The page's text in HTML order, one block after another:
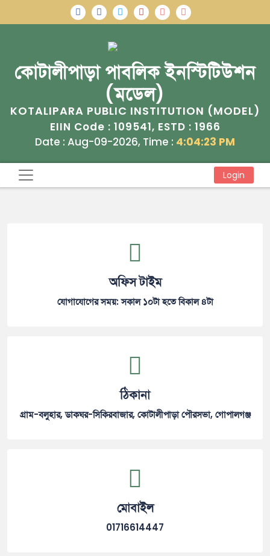
কোটালীপাড়া পাবলিক ইনস্টিটিউশন
(মডেল)
KOTALIPARA PUBLIC INSTITUTION (MODEL)
EIIN Code : 109541, ESTD : 1966
Date : Aug-09-2026, Time : 4:04:23 PM
Login
অফিস টাইম
যোগাযোগের সময়: সকাল ১০টা হতে বিকাল ৪টা
ঠিকানা
গ্রাম-বলুহার, ডাকঘর-সিকিরবাজার, কোটালীপাড়া পৌরসভা, গোপালগঞ্জ
মোবাইল
01716614447